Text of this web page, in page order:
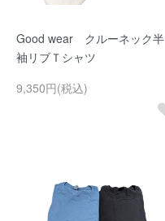
Good wear クルーネック半
袖リブＴシャツ
9,350円(税込)